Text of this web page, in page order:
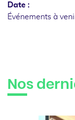
Date :
Événements à
Nos